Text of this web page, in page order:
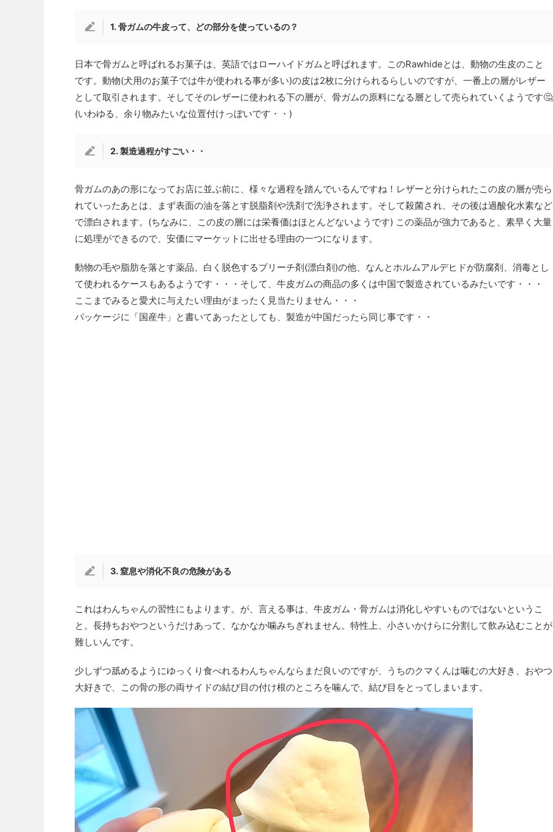
1. 骨ガムの牛皮って、どの部分を使っているの？
日本で骨ガムと呼ばれるお菓子は、英語ではローハイドガムと呼ばれます。このRawhideとは、動物の生皮のこと
です。動物(犬用のお菓子では牛が使われる事が多い)の皮は2枚に分けられるらしいのですが、一番上の層がレザー
として取引されます。そしてそのレザーに使われる下の層が、骨ガムの原料になる層として売られていくようです🤔
(いわゆる、余り物みたいな位置付けっぽいです・・)
2. 製造過程がすごい・・
骨ガムのあの形になってお店に並ぶ前に、様々な過程を踏んでいるんですね！レザーと分けられたこの皮の層が売ら
れていったあとは、まず表面の油を落とす脱脂剤や洗剤で洗浄されます。そして殺菌され、その後は過酸化水素など
で漂白されます。(ちなみに、この皮の層には栄養価はほとんどないようです) この薬品が強力であると、素早く大量
に処理ができるので、安価にマーケットに出せる理由の一つになります。
動物の毛や脂肪を落とす薬品、白く脱色するブリーチ剤(漂白剤)の他、なんとホルムアルデヒドが防腐剤、消毒とし
て使われるケースもあるようです・・・そして、牛皮ガムの商品の多くは中国で製造されているみたいです・・・
ここまでみると愛犬に与えたい理由がまったく見当たりません・・・
パッケージに「国産牛」と書いてあったとしても、製造が中国だったら同じ事です・・
3. 窒息や消化不良の危険がある
これはわんちゃんの習性にもよります。が、言える事は、牛皮ガム・骨ガムは消化しやすいものではないというこ
と。長持ちおやつというだけあって、なかなか噛みちぎれません。特性上、小さいかけらに分割して飲み込むことが
難しいんです。
少しずつ舐めるようにゆっくり食べれるわんちゃんならまだ良いのですが、うちのクマくんは噛むの大好き、おやつ
大好きで、この骨の形の両サイドの結び目の付け根のところを噛んで、結び目をとってしまいます。